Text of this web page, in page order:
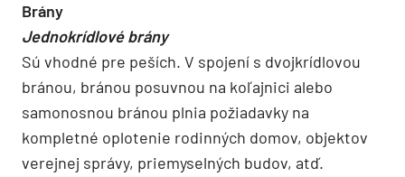
Brány
Jednokrídlové brány
Sú vhodné pre peších. V spojení s dvojkrídlovou
bránou, bránou posuvnou na koľajnici alebo
samonosnou bránou plnia požiadavky na
kompletné oplotenie rodinných domov, objektov
verejnej správy, priemyselných budov, atď.